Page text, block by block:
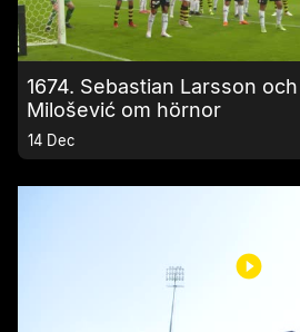
1674. Sebastian Larsson
Milošević om hörnor
14 Dec